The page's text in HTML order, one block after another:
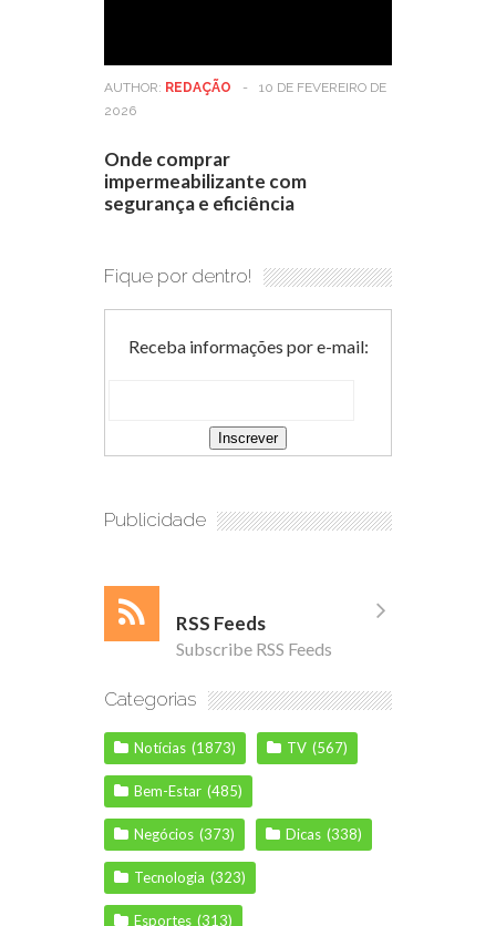
AUTHOR: REDAÇÃO -
10 DE FEVEREIRO DE
2026
Onde comprar
impermeabilizante com
segurança e eficiência
Fique por dentro!
Receba informações por e-mail:
Publicidade
RSS Feeds
Subscribe RSS Feeds
Categorias
Notícias (1873) TV (567)
Bem-Estar (485)
Negócios (373) Dicas (338)
Tecnologia (323)
Esportes (313)